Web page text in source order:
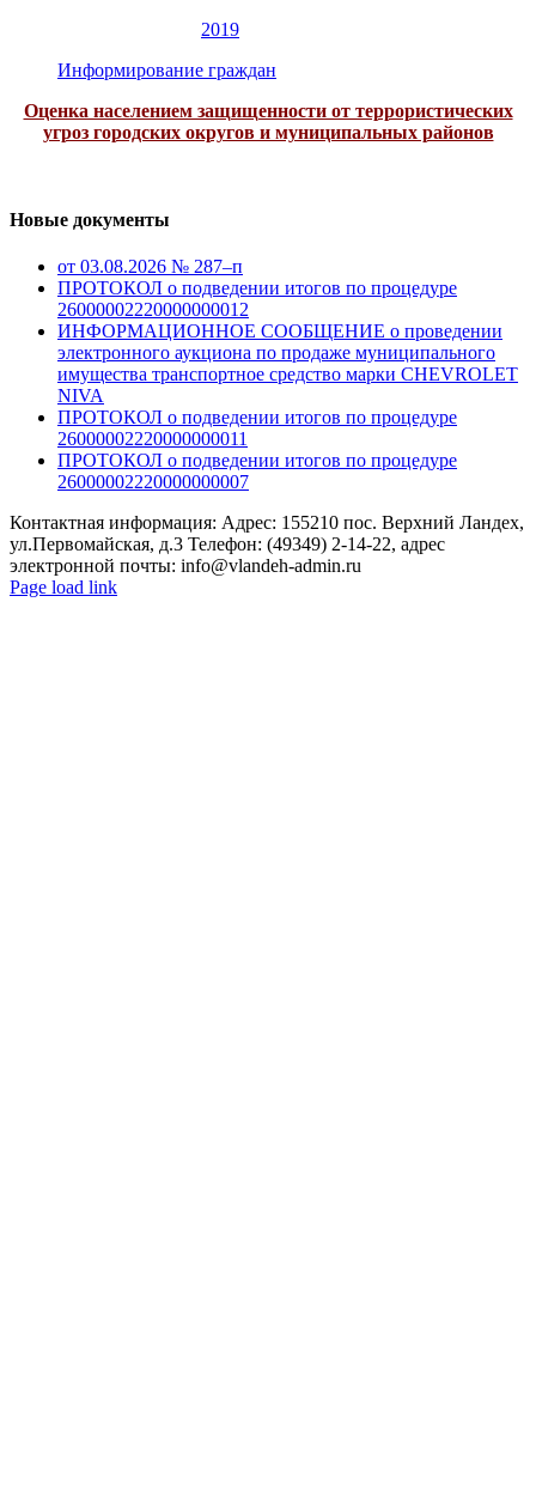
2019
Информирование граждан
Оценка населением защищенности от террористических
угроз городских округов и муниципальных районов
Новые документы
от 03.08.2026 № 287–п
ПРОТОКОЛ о подведении итогов по процедуре
26000002220000000012
ИНФОРМАЦИОННОЕ СООБЩЕНИЕ о проведении
электронного аукциона по продаже муниципального
имущества транспортное средство марки CHEVROLET
NIVA
ПРОТОКОЛ о подведении итогов по процедуре
26000002220000000011
ПРОТОКОЛ о подведении итогов по процедуре
26000002220000000007
Контактная информация: Адрес: 155210 пос. Верхний Ландех,
ул.Первомайская, д.3 Телефон: (49349) 2-14-22, адрес
электронной почты: info@vlandeh-admin.ru
Page load link